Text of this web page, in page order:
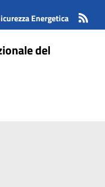
Energetica
del